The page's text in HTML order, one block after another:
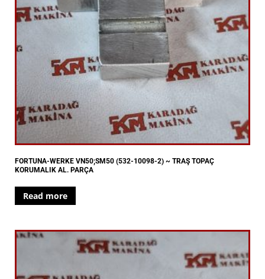
FORTUNA-WERKE VN50;SM50 (532-10098-2) ~ TRAŞ TOPAÇ
KORUMALIK AL. PARÇA
Read more